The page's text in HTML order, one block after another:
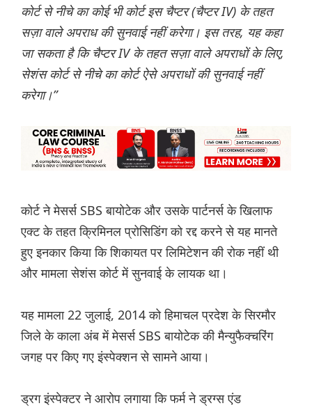
कोर्ट से नीचे का कोई भी कोर्ट इस चैप्टर (चैप्टर IV) के तहत
सज़ा वाले अपराध की सुनवाई नहीं करेगा। इस तरह, यह कहा
जा सकता है कि चैप्टर IV के तहत सज़ा वाले अपराधों के लिए,
सेशंस कोर्ट से नीचे का कोर्ट ऐसे अपराधों की सुनवाई नहीं
करेगा।”
कोर्ट ने मेसर्स SBS बायोटेक और उसके पार्टनर्स के खिलाफ
एक्ट के तहत क्रिमिनल प्रोसिडिंग को रद्द करने से यह मानते
हुए इनकार किया कि शिकायत पर लिमिटेशन की रोक नहीं थी
और मामला सेशंस कोर्ट में सुनवाई के लायक था।
यह मामला 22 जुलाई, 2014 को हिमाचल प्रदेश के सिरमौर
जिले के काला अंब में मेसर्स SBS बायोटेक की मैन्युफैक्चरिंग
जगह पर किए गए इंस्पेक्शन से सामने आया।
ड्रग इंस्पेक्टर ने आरोप लगाया कि फर्म ने ड्रग्स एंड